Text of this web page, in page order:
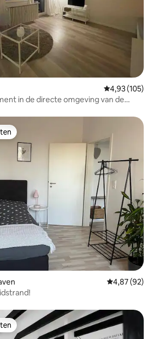
Gemiddelde
4,93 (105)
in de directe omgeving van de
Gemiddelde
4,87 (92)